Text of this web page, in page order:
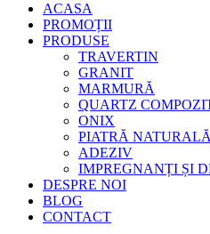
ACASA
PROMOȚII
PRODUSE
TRAVERTIN
GRANIT
MARMURĂ
QUARTZ
ONIX
PIATRĂ NATURALĂ
ADEZIV
IMPREGNANȚI ȘI
DESPRE NOI
BLOG
CONTACT